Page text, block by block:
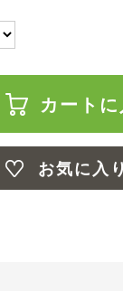
カートに
お気に入